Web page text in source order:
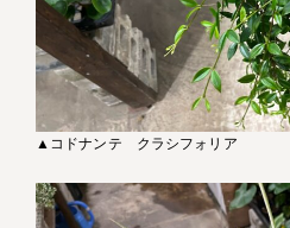
▲コドナンテ クラシフォリア